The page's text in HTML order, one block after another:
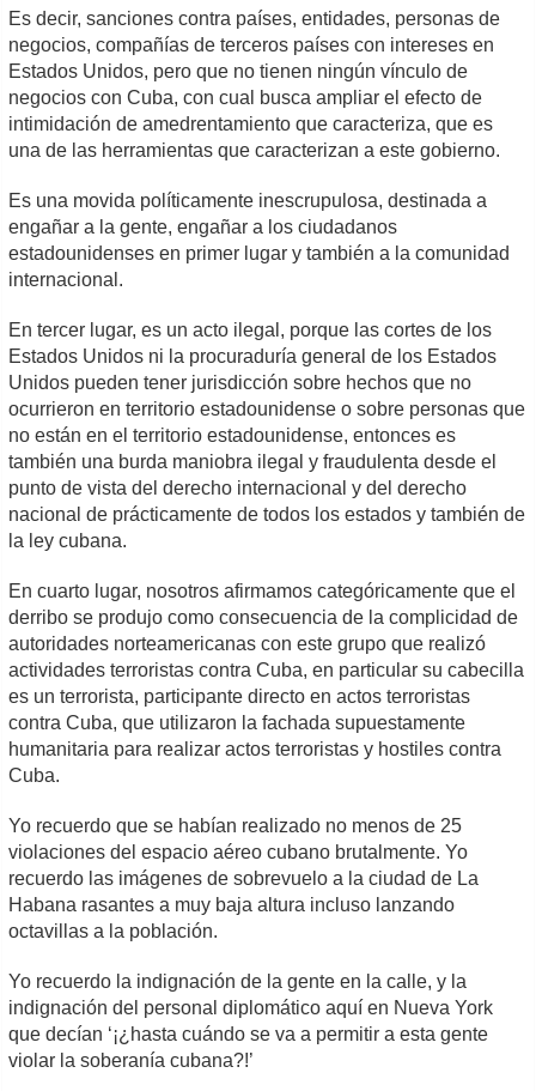
Es decir, sanciones contra países, entidades, personas de
negocios, compañías de terceros países con intereses en
Estados Unidos, pero que no tienen ningún vínculo de
negocios con Cuba, con cual busca ampliar el efecto de
intimidación de amedrentamiento que caracteriza, que es
una de las herramientas que caracterizan a este gobierno.
Es una movida políticamente inescrupulosa, destinada a
engañar a la gente, engañar a los ciudadanos
estadounidenses en primer lugar y también a la comunidad
internacional.
En tercer lugar, es un acto ilegal, porque las cortes de los
Estados Unidos ni la procuraduría general de los Estados
Unidos pueden tener jurisdicción sobre hechos que no
ocurrieron en territorio estadounidense o sobre personas que
no están en el territorio estadounidense, entonces es
también una burda maniobra ilegal y fraudulenta desde el
punto de vista del derecho internacional y del derecho
nacional de prácticamente de todos los estados y también de
la ley cubana.
En cuarto lugar, nosotros afirmamos categóricamente que el
derribo se produjo como consecuencia de la complicidad de
autoridades norteamericanas con este grupo que realizó
actividades terroristas contra Cuba, en particular su cabecilla
es un terrorista, participante directo en actos terroristas
contra Cuba, que utilizaron la fachada supuestamente
humanitaria para realizar actos terroristas y hostiles contra
Cuba.
Yo recuerdo que se habían realizado no menos de 25
violaciones del espacio aéreo cubano brutalmente. Yo
recuerdo las imágenes de sobrevuelo a la ciudad de La
Habana rasantes a muy baja altura incluso lanzando
octavillas a la población.
Yo recuerdo la indignación de la gente en la calle, y la
indignación del personal diplomático aquí en Nueva York
que decían ‘¡¿hasta cuándo se va a permitir a esta gente
violar la soberanía cubana?!’